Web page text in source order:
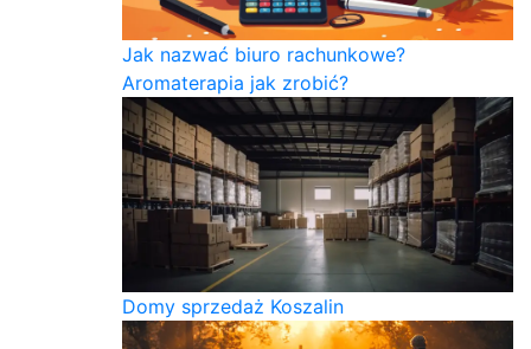
Jak nazwać biuro rachunkowe?
Aromaterapia jak zrobić?
Domy sprzedaż Koszalin